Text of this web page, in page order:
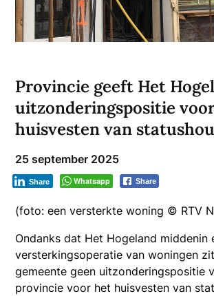
Provincie geeft Het
uitzonderingspositie
huisvesten van
25 september 2025
Whatsapp Share
Share
(foto: een versterkte woning © RTV
Ondanks dat Het Hogeland middenin
versterkingsoperatie van woningen
gemeente geen uitzonderingspositie
provincie voor het huisvesten van